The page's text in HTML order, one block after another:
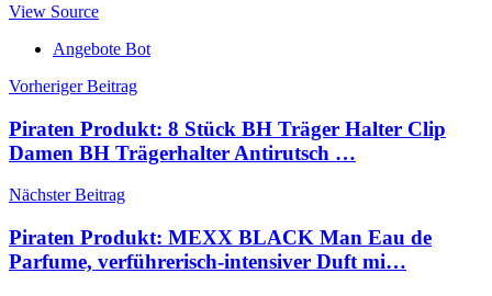
View Source
Angebote Bot
Beitragsnavigation
Vorheriger Beitrag
Piraten Produkt: 8 Stück BH Träger Halter Clip
Damen BH Trägerhalter Antirutsch …
Nächster Beitrag
Piraten Produkt: MEXX BLACK Man Eau de
Parfume, verführerisch-intensiver Duft mi…